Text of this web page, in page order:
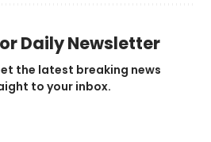
Daily Newsletter
the latest breaking news
to your inbox.